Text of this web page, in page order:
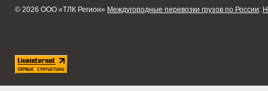
© 2026 ООО «ТЛК Регион» Междугородные перевозки грузов по России: